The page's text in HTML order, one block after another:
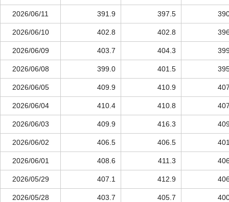
2026/06/11 391.9 397.5
2026/06/10 402.8 402.8
2026/06/09 403.7 404.3
2026/06/08 399.0 401.5
2026/06/05 409.9 410.9
2026/06/04 410.4 410.8
2026/06/03 409.9 416.3
2026/06/02 406.5 406.5
2026/06/01 408.6 411.3
2026/05/29 407.1 412.9
2026/05/28 403.7 405.7